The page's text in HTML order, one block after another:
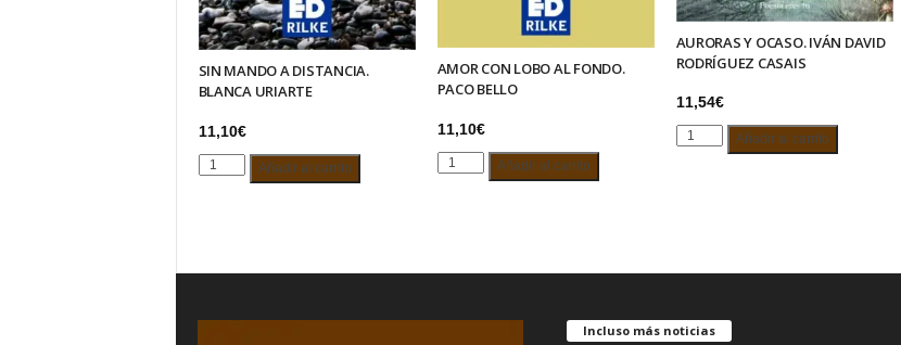
SIN MANDO A DISTANCIA.
BLANCA URIARTE
11,10€
SIN
URIARTE
Añadir al carrito
AMOR CON LOBO AL FONDO.
PACO BELLO
11,10€
AMOR
PACO
cantidad
Añadir al carrito
AURORAS Y OCASO. IVÁN DAVID
RODRÍGUEZ CASAIS
11,54€
AURORAS
CASAIS
Añadir al carrito
Incluso más noticias